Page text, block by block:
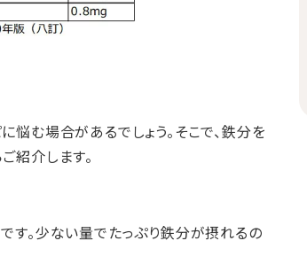
む場合があるでしょう。そこで、鉄分を
紹介します。
す。少ない量でたっぷり鉄分が摂れるの